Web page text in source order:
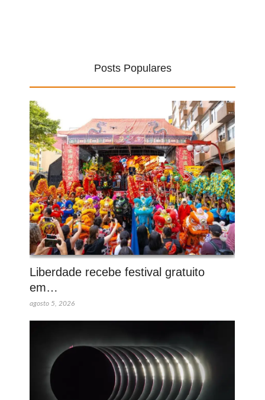
Posts Populares
Liberdade recebe festival gratuito
em…
agosto 5, 2026